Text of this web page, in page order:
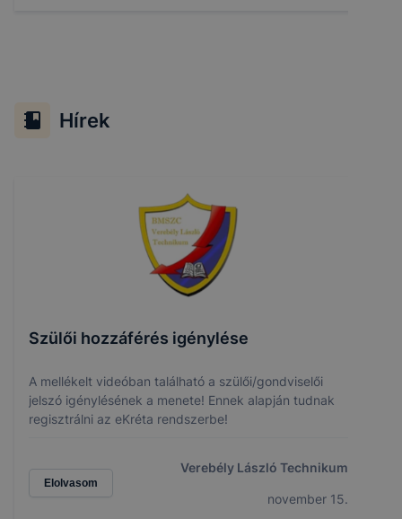
Hírek
Szülői hozzáférés igénylése
A mellékelt videóban található a szülői/gondviselői
jelszó igénylésének a menete! Ennek alapján tudnak
regisztrálni az eKréta rendszerbe!
Elolvasom
Verebély László Technikum
november 15.